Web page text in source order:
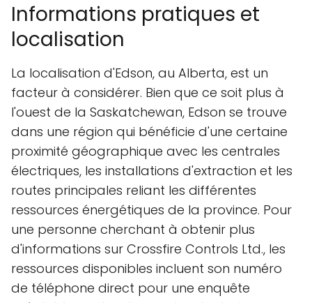
Informations pratiques et
localisation
La localisation d'Edson, au Alberta, est un
facteur à considérer. Bien que ce soit plus à
l'ouest de la Saskatchewan, Edson se trouve
dans une région qui bénéficie d'une certaine
proximité géographique avec les centrales
électriques, les installations d'extraction et les
routes principales reliant les différentes
ressources énergétiques de la province. Pour
une personne cherchant à obtenir plus
d'informations sur Crossfire Controls Ltd., les
ressources disponibles incluent son numéro
de téléphone direct pour une enquête